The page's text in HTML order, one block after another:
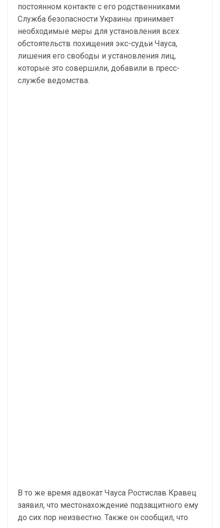
постоянном контакте с его родственниками.
Служба безопасности Украины принимает
необходимые меры для установления всех
обстоятельств похищения экс-судьи Чауса,
лишения его свободы и установления лиц,
которые это совершили, добавили в пресс-
службе ведомства.
В то же время адвокат Чауса Ростислав Кравец
заявил, что местонахождение подзащитного ему
до сих пор неизвестно. Также он сообщил, что